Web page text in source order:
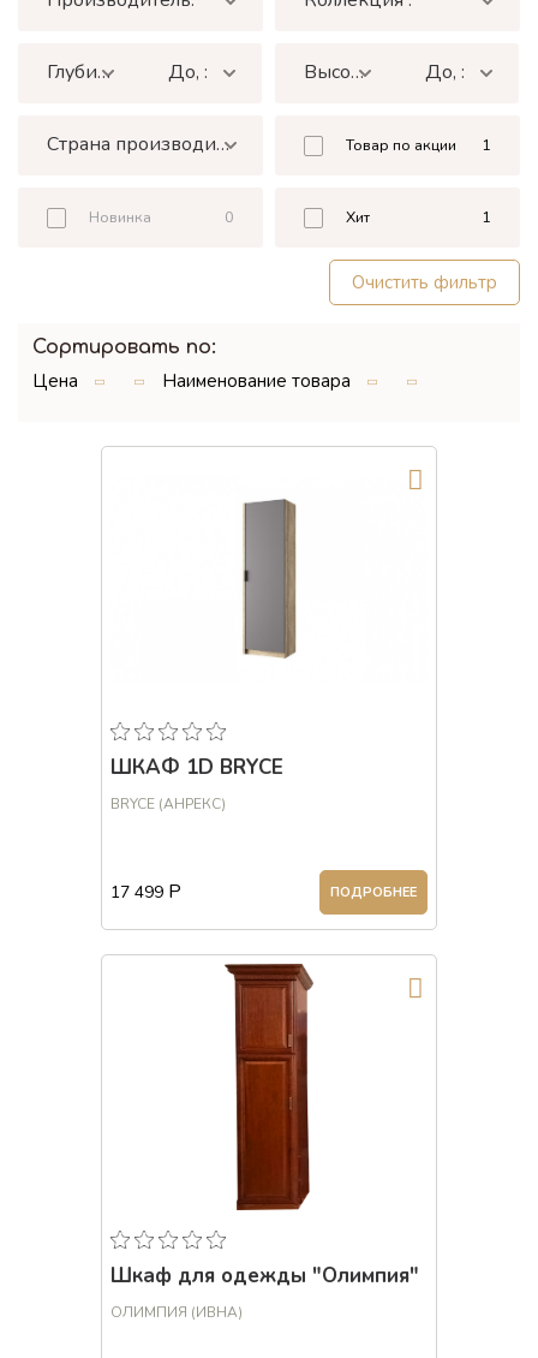
Глубина, мм от, : До, : Высота, мм от, : До, :
Страна производитель: Товар по акции 1
Новинка 0 Хит 1
Очистить фильтр
Сортировать по:
Цена Наименование товара
ШКАФ 1D BRYCE
BRYCE (АНРЕКС)
17 499 Р ПОДРОБНЕЕ
Шкаф для одежды "Олимпия"
ОЛИМПИЯ (ИВНА)